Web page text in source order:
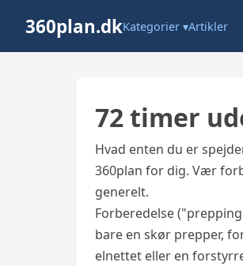
360plan.dkKategorier ▾Artikler
72 timer
Hvad enten du er
360plan for dig. Vær
generelt.
Forberedelse
bare en skør prepper,
elnettet eller en